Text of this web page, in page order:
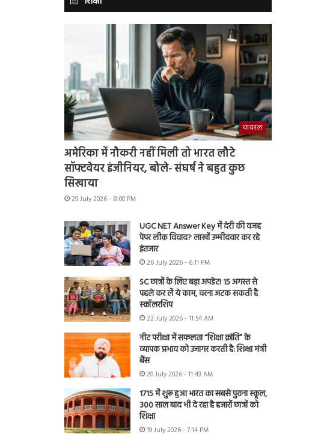
वायरल
अमेरिका में नौकरी नहीं मिली तो भारत लौटे
सॉफ्टवेयर इंजीनियर, बोले- संघर्ष ने बहुत कुछ
सिखाया
29 July 2026 - 8:00 PM
UGC NET Answer Key में देरी की वजह
पेपर लीक विवाद? लाखों उम्मीदवार कर रहे
इंतजार
26 July 2026 - 6:11 PM
SC छात्रों के लिए बड़ा अपडेट! 15 अगस्त से
पहले कर लें ये काम, वरना अटक सकती है
स्कॉलरशिप
22 July 2026 - 11:54 AM
नीट परीक्षा में सफलता “शिक्षा क्रांति” के
व्यापक प्रभाव को उजागर करती है: शिक्षा मंत्री
बैंस
20 July 2026 - 11:43 AM
1715 में शुरू हुआ भारत का सबसे पुराना स्कूल,
300 साल बाद भी दे रहा है हजारों छात्रों को
शिक्षा
19 July 2026 - 7:14 PM